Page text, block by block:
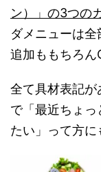
ン）」の3つの
ダメニューは
追加ももちろん
全て具材表記
で「最近ちょっ
たい」って方に